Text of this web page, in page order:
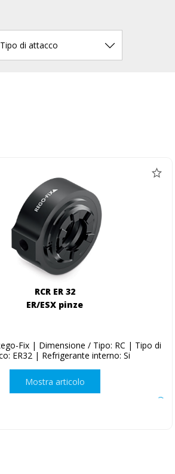
Tipo di attacco
RCR ER 32
ER/ESX pinze
Fix | Dimensione / Tipo: RC | Tipo di
ER32 | Refrigerante interno: Si
Mostra articolo